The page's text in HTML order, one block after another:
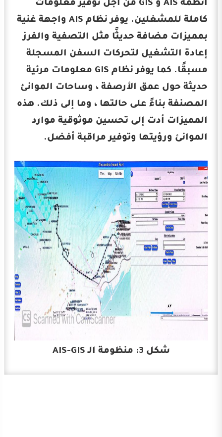
أنظمة AIS و GIS من أجل توفير معلومات
كاملة للمشغلين. يوفر نظام AIS واجهة غنية
بمميزات مضافة حديثًا مثل التصفية والفرز
إعادة التشغيل لتحركات السفن المسجلة
مسبقًا. كما يوفر نظام GIS معلومات مرئية
حديثة حول عمق الأرصفة ، وساحات الموانئ
المصنفة بناءً على حالتها ، وما إلى ذلك. هذه
المميزات أدت إلى تحسين موثوقية موارد
الموانئ ورؤيتها وتوفير مراقبة أفضل.
شكل 3: منظومة الـ AIS-GIS